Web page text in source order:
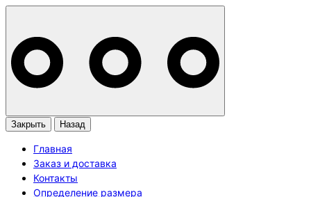
Закрыть Назад
Главная
Заказ и доставка
Контакты
Определение размера